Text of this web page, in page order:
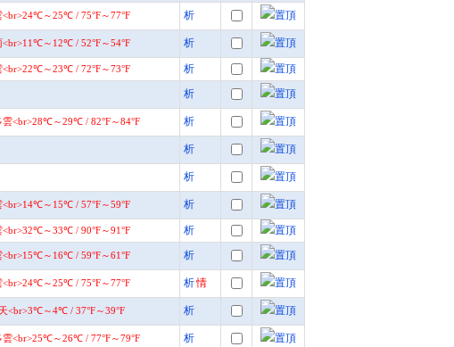
析
析
析
析
析
析
析
析
析
析
析情
析
析